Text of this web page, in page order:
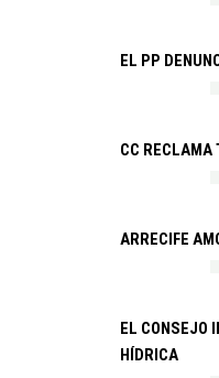
EL PP
CC RECLAMA
ARRECIFE
EL CONSEJO
HÍDRICA